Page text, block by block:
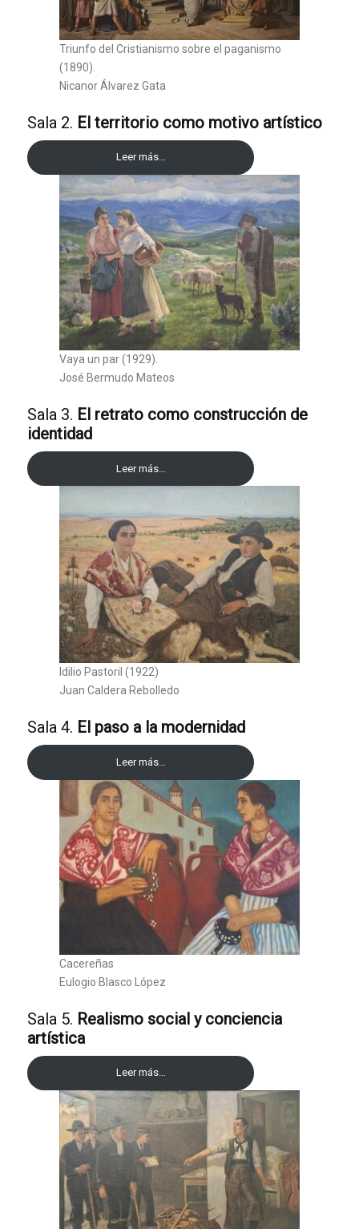
Triunfo del Cristianismo sobre el paganismo
(1890).
Nicanor Álvarez Gata
Sala 2. El territorio como motivo artístico
Leer más…
Vaya un par (1929).
José Bermudo Mateos
Sala 3. El retrato como construcción de
identidad
Leer más…
Idilio Pastoril (1922)
Juan Caldera Rebolledo
Sala 4. El paso a la modernidad
Leer más…
Cacereñas
Eulogio Blasco López
Sala 5. Realismo social y conciencia
artística
Leer más…